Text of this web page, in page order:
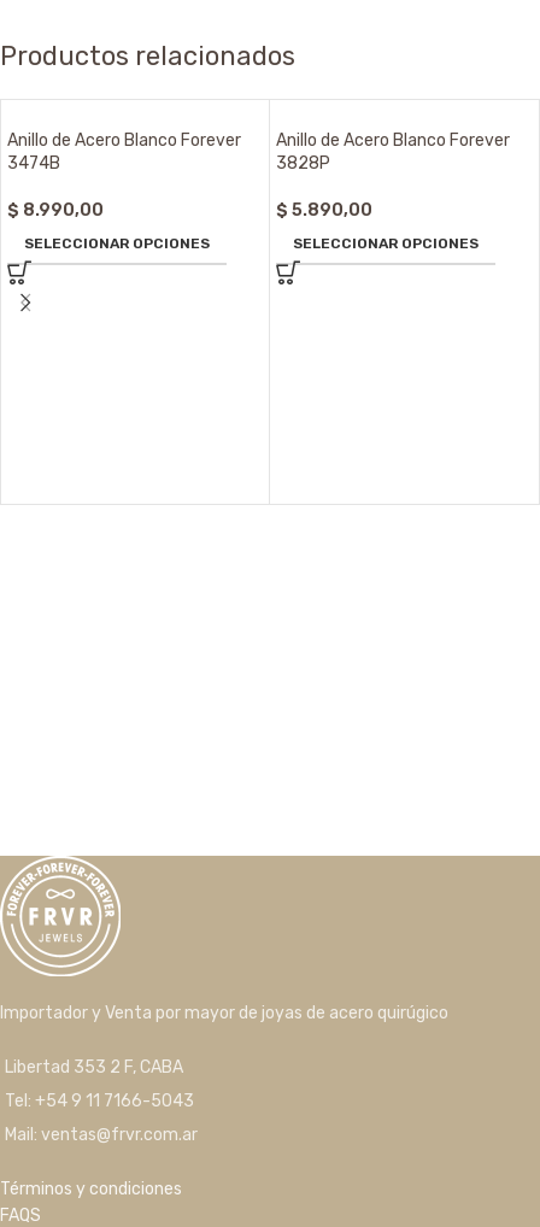
Productos relacionados
Anillo de Acero Blanco Forever
3474B
$ 8.990,00
SELECCIONAR OPCIONES
Anillo de Acero Blanco Forever
3828P
$ 5.890,00
SELECCIONAR OPCIONES
Importador y Venta por mayor de joyas de acero quirúgico
Libertad 353 2 F, CABA
Tel: +54 9 11 7166-5043
Mail: ventas@frvr.com.ar
Términos y condiciones
FAQS